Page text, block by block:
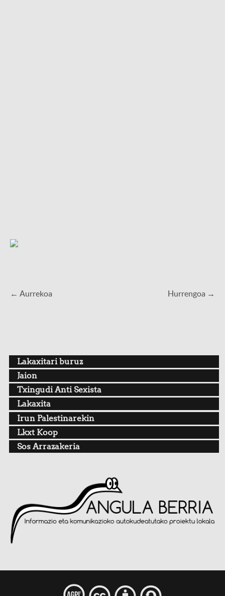
Hurrengoa →
← Aurrekoa
Lakaxitari buruz
Jaion
Txingudi Anti Sexista
Lakaxita
Irun Palestinarekin
Lkxt Koop
Sos Arrazakeria